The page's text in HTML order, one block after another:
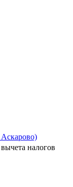
налогов